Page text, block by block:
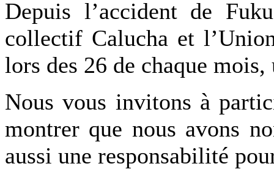
Depuis l’accident de
collectif Calucha et
lors des 26 de chaque
Nous vous invitons à
montrer que nous avons
aussi une responsabilité